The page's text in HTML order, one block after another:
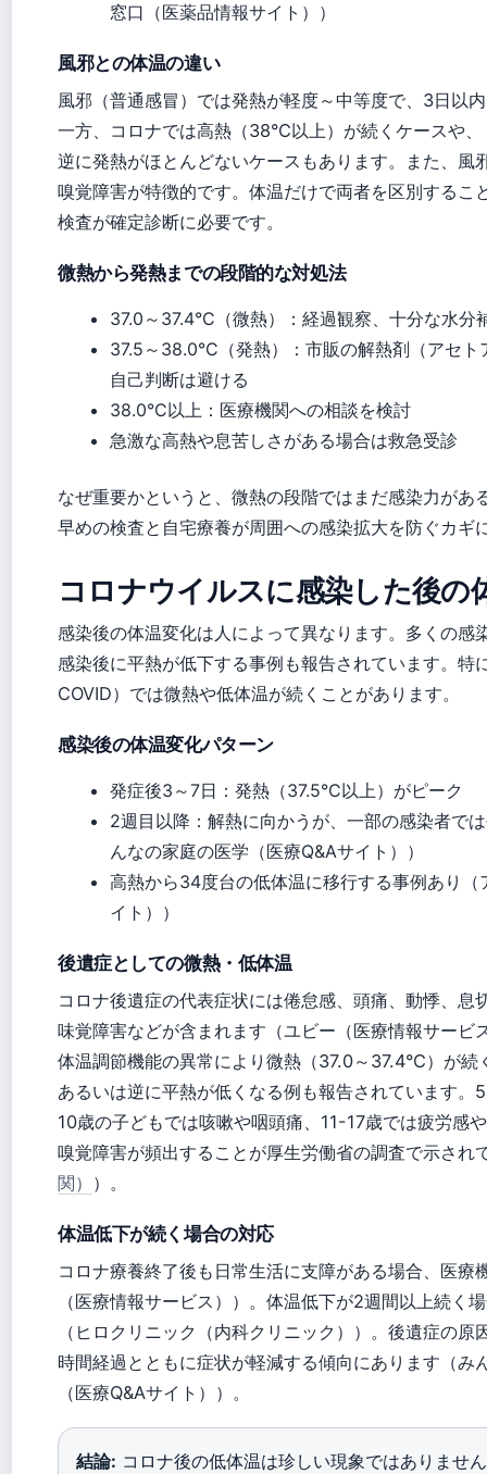
窓口（医薬品情報サイト））
風邪との体温の違い
風邪（普通感冒）では発熱が軽度～中等度で、3日以
一方、コロナでは高熱（38°C以上）が続くケースや、
逆に発熱がほとんどないケースもあります。また、風
嗅覚障害が特徴的です。体温だけで両者を区別するこ
検査が確定診断に必要です。
微熱から発熱までの段階的な対処法
37.0～37.4°C（微熱）：経過観察、十分な水分
37.5～38.0°C（発熱）：市販の解熱剤（アセ
自己判断は避ける
38.0°C以上：医療機関への相談を検討
急激な高熱や息苦しさがある場合は救急受診
なぜ重要かというと、微熱の段階ではまだ感染力があ
早めの検査と自宅療養が周囲への感染拡大を防ぐカギ
コロナウイルスに感染した後の
感染後の体温変化は人によって異なります。多くの感
感染後に平熱が低下する事例も報告されています。特
COVID）では微熱や低体温が続くことがあります。
感染後の体温変化パターン
発症後3～7日：発熱（37.5°C以上）がピーク
2週目以降：解熱に向かうが、一部の感染者で
んなの家庭の医学（医療Q&Aサイト））
高熱から34度台の低体温に移行する事例あり
イト））
後遺症としての微熱・低体温
コロナ後遺症の代表症状には倦怠感、頭痛、動悸、息
味覚障害などが含まれます（ユビー（医療情報サービ
体温調節機能の異常により微熱（37.0～37.4°C）が続
あるいは逆に平熱が低くなる例も報告されています。
10歳の子どもでは咳嗽や咽頭痛、11-17歳では疲労感
嗅覚障害が頻出することが厚生労働省の調査で示され
関） ）。
体温低下が続く場合の対応
コロナ療養終了後も日常生活に支障がある場合、医療
（医療情報サービス））。体温低下が2週間以上続く
（ヒロクリニック（内科クリニック））。後遺症の原
時間経過とともに症状が軽減する傾向にあります（み
（医療Q&Aサイト））。
結論: コロナ後の低体温は珍しい現象ではありませ